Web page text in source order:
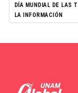
DÍA MUNDIAL DE LAS
LA INFORMACIÓN